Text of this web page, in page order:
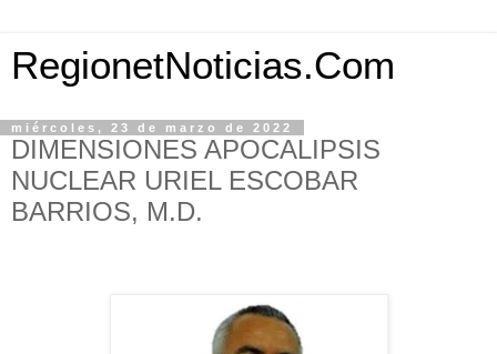
RegionetNoticias.Com
miércoles, 23 de marzo de 2022
DIMENSIONES APOCALIPSIS
NUCLEAR URIEL ESCOBAR
BARRIOS, M.D.